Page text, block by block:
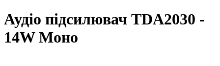
Аудіо підсилювач TDA2030 -
14W Моно